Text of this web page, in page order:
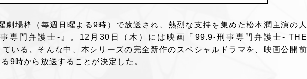
劇場枠（毎週日曜よる9時）で放送され、熱烈な支持を集めた松本潤主演の人
専門弁護士-』。12月30日（木）には映画「99.9-刑事専門弁護士- THE
いる。そんな中、本シリーズの完全新作のスペシャルドラマを、映画公開前
9時から放送することが決定した。